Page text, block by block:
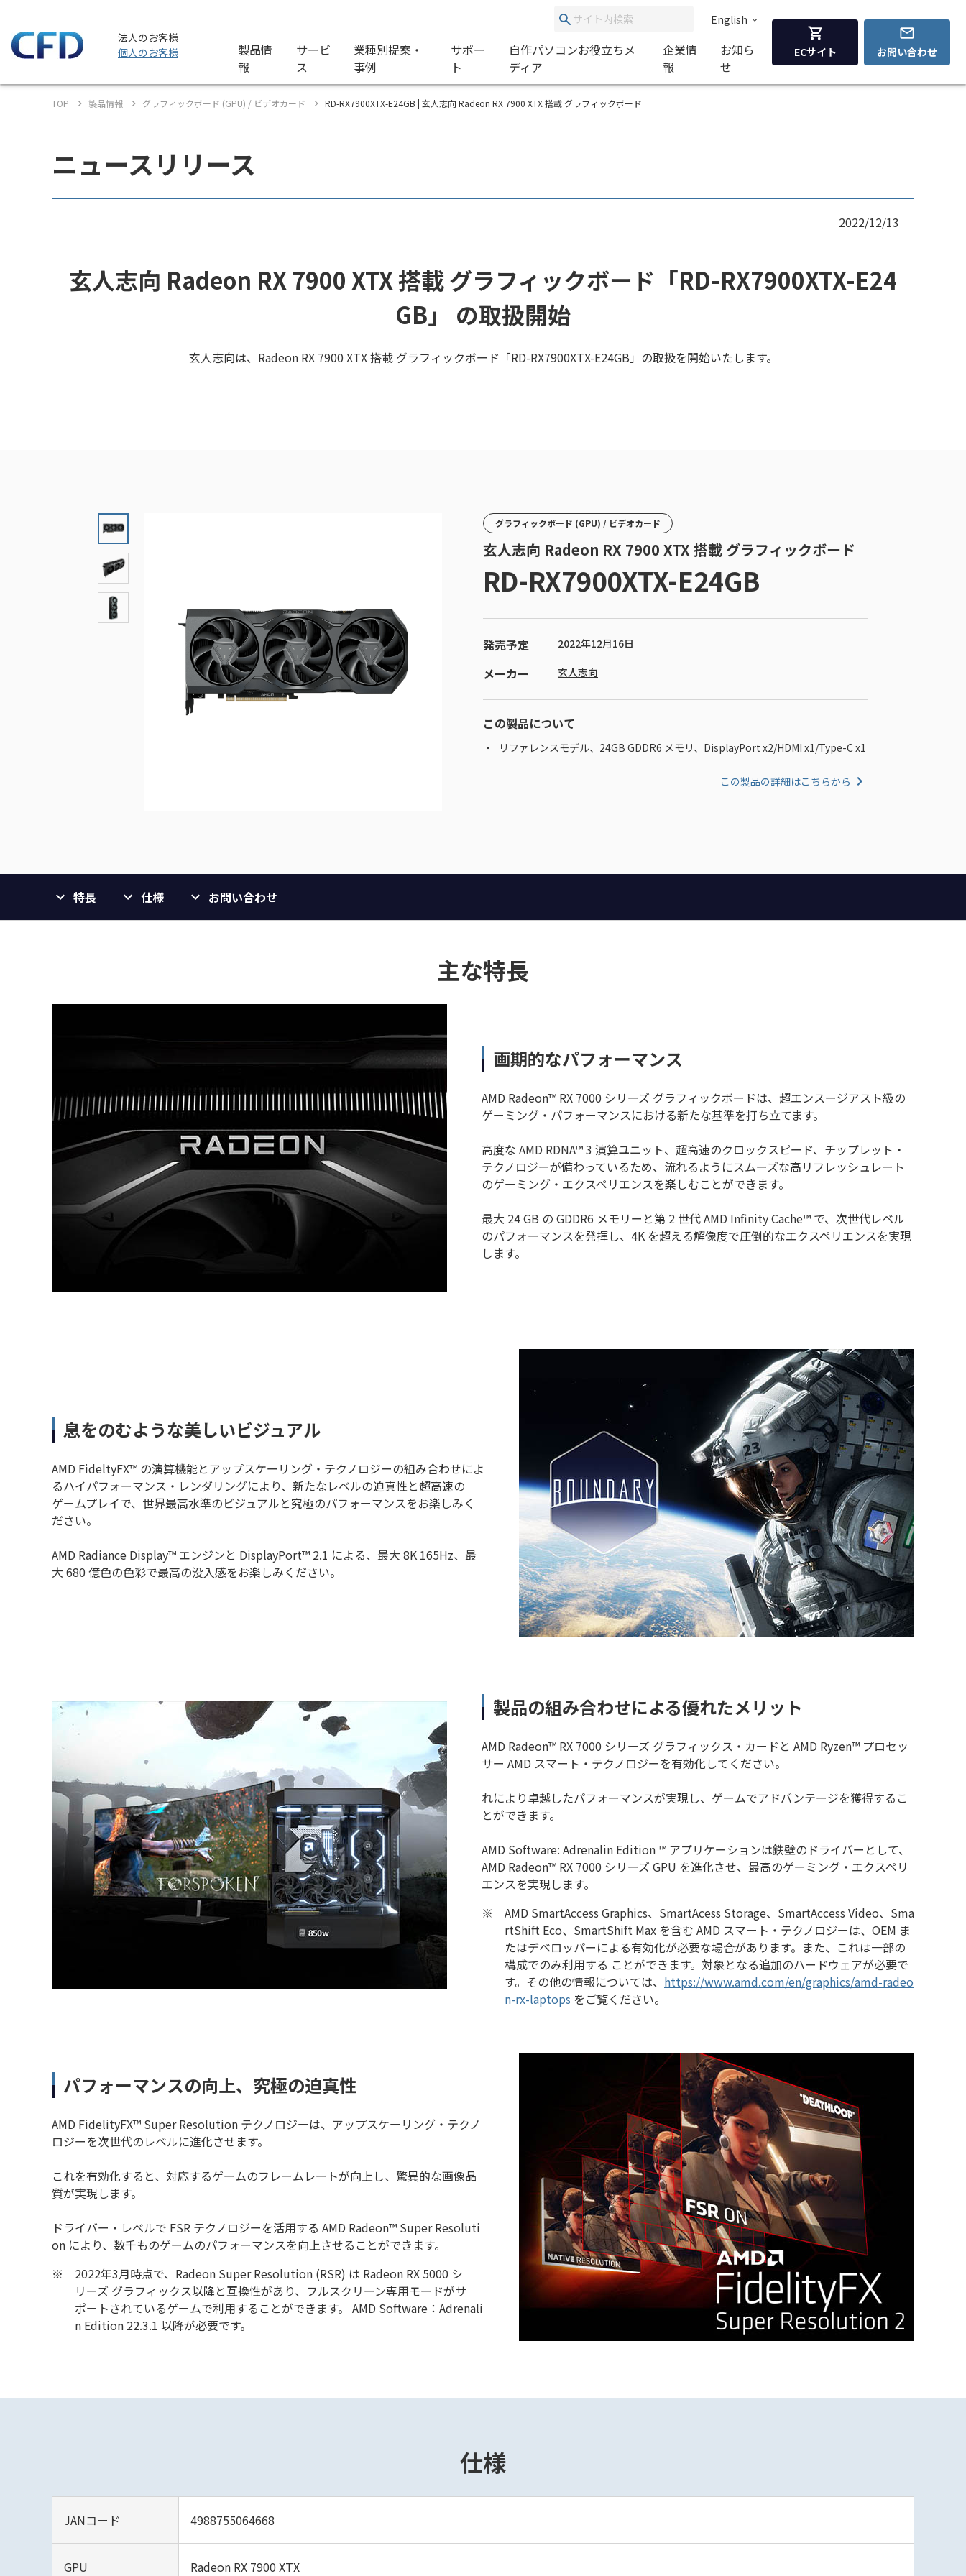
法人のお客様
個人のお客様
English
製品情
報
サービ
ス
業種別提案・
事例
サポー
ト
自作パソコンお役立ちメ
ディア
企業情
報
お知ら
せ
ECサイト お問い合わせ
TOP 製品情報 グラフィックボード (GPU) / ビデオカード RD-RX7900XTX-E24GB | 玄人志向 Radeon RX 7900 XTX 搭載 グラフィックボード
ニュースリリース
2022/12/13
玄人志向 Radeon RX 7900 XTX 搭載 グラフィックボード「RD-RX7900XTX-E24
GB」 の取扱開始
玄人志向は、Radeon RX 7900 XTX 搭載 グラフィックボード「RD-RX7900XTX-E24GB」の取扱を開始いたします。
グラフィックボード (GPU) / ビデオカード
玄人志向 Radeon RX 7900 XTX 搭載 グラフィックボード
RD-RX7900XTX-E24GB
発売予定 2022年12月16日
メーカー 玄人志向
この製品について
リファレンスモデル、24GB GDDR6 メモリ、DisplayPort x2/HDMI x1/Type-C x1
この製品の詳細はこちらから
特長 仕様 お問い合わせ
主な特長
画期的なパフォーマンス
AMD Radeon™ RX 7000 シリーズ グラフィックボードは、超エンスージアスト級の
ゲーミング・パフォーマンスにおける新たな基準を打ち立てます。
高度な AMD RDNA™ 3 演算ユニット、超高速のクロックスピード、チップレット・
テクノロジーが備わっているため、流れるようにスムーズな高リフレッシュレート
のゲーミング・エクスペリエンスを楽しむことができます。
最大 24 GB の GDDR6 メモリーと第 2 世代 AMD Infinity Cache™ で、次世代レベル
のパフォーマンスを発揮し、4K を超える解像度で圧倒的なエクスペリエンスを実現
します。
息をのむような美しいビジュアル
AMD FideltyFX™ の演算機能とアップスケーリング・テクノロジーの組み合わせによ
るハイパフォーマンス・レンダリングにより、新たなレベルの迫真性と超高速の
ゲームプレイで、世界最高水準のビジュアルと究極のパフォーマンスをお楽しみく
ださい。
AMD Radiance Display™ エンジンと DisplayPort™ 2.1 による、最大 8K 165Hz、最
大 680 億色の色彩で最高の没入感をお楽しみください。
製品の組み合わせによる優れたメリット
AMD Radeon™ RX 7000 シリーズ グラフィックス・カードと AMD Ryzen™ プロセッ
サー AMD スマート・テクノロジーを有効化してください。
れにより卓越したパフォーマンスが実現し、ゲームでアドバンテージを獲得するこ
とができます。
AMD Software: Adrenalin Edition ™ アプリケーションは鉄壁のドライバーとして、
AMD Radeon™ RX 7000 シリーズ GPU を進化させ、最高のゲーミング・エクスペリ
エンスを実現します。
※
AMD SmartAccess Graphics、SmartAcess Storage、SmartAccess Video、Sma
rtShift Eco、SmartShift Max を含む AMD スマート・テクノロジーは、OEM ま
たはデベロッパーによる有効化が必要な場合があります。また、これは一部の
構成でのみ利用する ことができます。対象となる追加のハードウェアが必要で
す。その他の情報については、 https://www.amd.com/en/graphics/amd-radeo
n-rx-laptops をご覧ください。
パフォーマンスの向上、究極の迫真性
AMD FidelityFX™ Super Resolution テクノロジーは、アップスケーリング・テクノ
ロジーを次世代のレベルに進化させます。
これを有効化すると、対応するゲームのフレームレートが向上し、驚異的な画像品
質が実現します。
ドライバー・レベルで FSR テクノロジーを活用する AMD Radeon™ Super Resoluti
on により、数千ものゲームのパフォーマンスを向上させることができます。
※
2022年3月時点で、Radeon Super Resolution (RSR) は Radeon RX 5000 シ
リーズ グラフィックス以降と互換性があり、フルスクリーン専用モードがサ
ポートされているゲームで利用することができます。 AMD Software：Adrenali
n Edition 22.3.1 以降が必要です。
仕様
JANコード 4988755064668
GPU Radeon RX 7900 XTX